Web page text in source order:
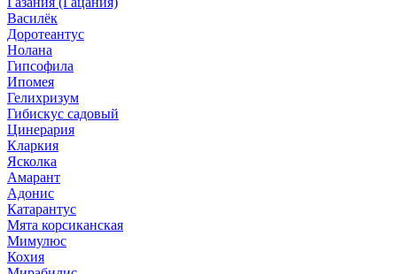
Василёк
Доротеантус
Нолана
Гипсофила
Ипомея
Гелихризум
Гибискус садовый
Цинерария
Кларкия
Ясколка
Амарант
Адонис
Катарантус
Мята корсиканская
Мимулюс
Кохия